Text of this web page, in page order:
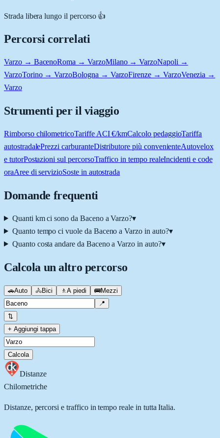
Strada libera lungo il percorso 👍
Percorsi correlati
Varzo → BacenoRoma → VarzoMilano → VarzoNapoli →
VarzoTorino → VarzoBologna → VarzoFirenze → VarzoVenezia →
Varzo
Strumenti per il viaggio
Rimborso chilometricoTariffe ACI €/kmCalcolo pedaggioTariffa
autostradalePrezzi carburanteDistributore più convenienteAutovelox
e tutorPostazioni sul percorsoTraffico in tempo realeIncidenti e code
oraAree di servizioSoste in autostrada
Domande frequenti
Quanti km ci sono da Baceno a Varzo?▾
Quanto tempo ci vuole da Baceno a Varzo in auto?▾
Quanto costa andare da Baceno a Varzo in auto?▾
Calcola un altro percorso
🚗Auto 🚴Bici 🚶 A piedi 🚌Mezzi
📍
⇅
+ Aggiungi tappa
Calcola
Distanze
Chilometriche
Distanze, percorsi e traffico in tempo reale in tutta Italia.